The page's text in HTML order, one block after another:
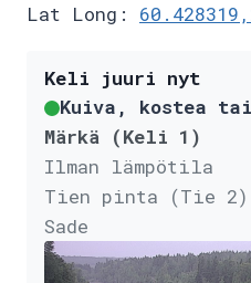
Lat Long:
Keli juuri nyt
Kuiva, kostea tai
Märkä (Keli 1)
Ilman lämpötila
Tien pinta (Tie 2)
Sade